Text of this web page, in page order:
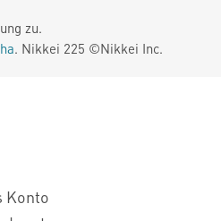
zu.
. Nikkei 225 ©Nikkei Inc.
Konto